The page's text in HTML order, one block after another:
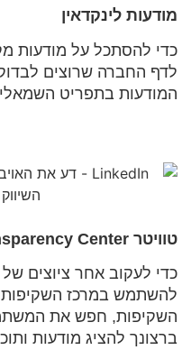
מודעות לינקדאין
כדי להסתכל על מודעות
לדף החברה שרוצים
המודעות בתפריט
טוויטר Twitter Ads Transparency Center
כדי לעקוב אחר ציוצים
להשתמש במרכז השקיפות
השקיפות, חפש את
ברצונך להציג מודעות